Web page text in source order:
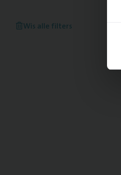
Wis alle filters